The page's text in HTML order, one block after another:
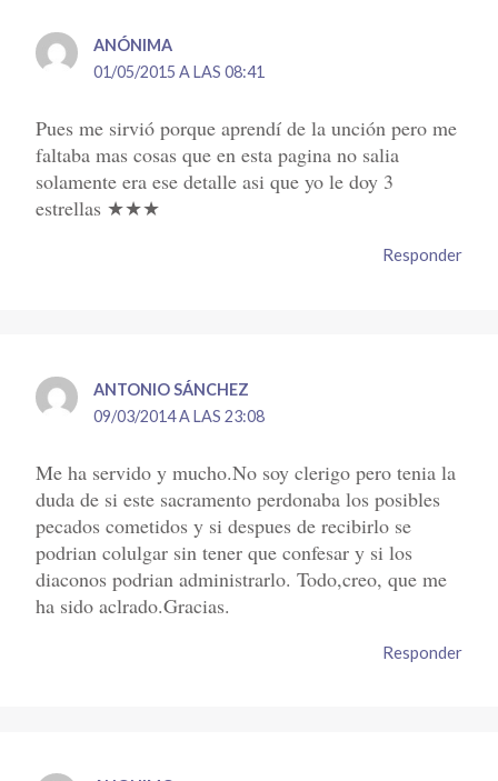
ANÓNIMA
01/05/2015 A LAS 08:41
Pues me sirvió porque aprendí de la unción pero me
faltaba mas cosas que en esta pagina no salia
solamente era ese detalle asi que yo le doy 3
estrellas ★★★
Responder
ANTONIO SÁNCHEZ
09/03/2014 A LAS 23:08
Me ha servido y mucho.No soy clerigo pero tenia la
duda de si este sacramento perdonaba los posibles
pecados cometidos y si despues de recibirlo se
podrian colulgar sin tener que confesar y si los
diaconos podrian administrarlo. Todo,creo, que me
ha sido aclrado.Gracias.
Responder